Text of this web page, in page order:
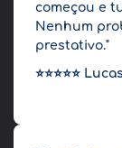
começou e
Nenhum
prestativo."
⭐⭐⭐⭐⭐